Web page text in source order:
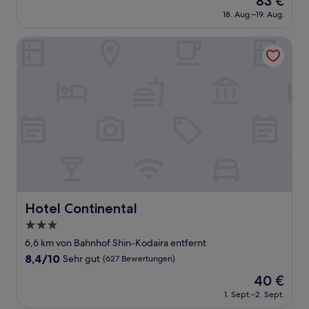
Bewertungen)
Preis
beträgt
18. Aug.–19. Aug.
Hotel Continental
Hotel Continental
3.0-
Sterne-
Unterkunft
6,6 km von Bahnhof Shin-Kodaira entfernt
8.4
8,4/10 Sehr gut (627 Bewertungen)
Der
Preis
beträgt
40 €
1. Sept.–2. Sept.